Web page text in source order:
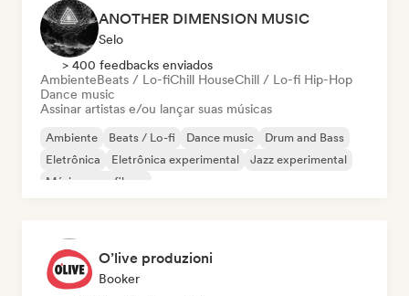
ANOTHER DIMENSION MUSIC
Selo
> 400 feedbacks enviados
AmbienteBeats / Lo-fiChill HouseChill / Lo-fi Hip-Hop
Dance music
Assinar artistas e/ou lançar suas músicas
Ambiente Beats / Lo-fi Dance music
Drum and Bass
Eletrônica
Eletrônica experimental
Jazz experimental
Música para filmes
O’live produzioni
Booker